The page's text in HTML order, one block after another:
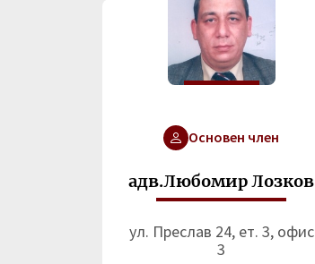
Основен член
адв.Любомир Лозков
ул. Преслав 24, ет. 3, офис
3